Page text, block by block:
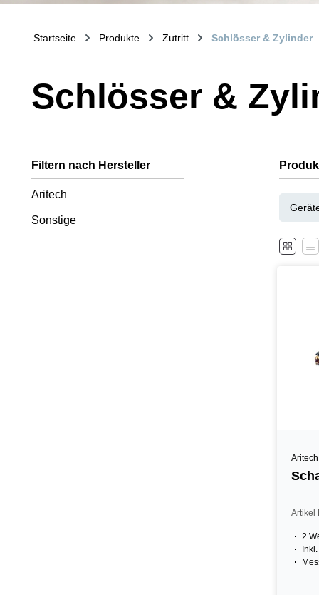
Startseite Produkte Zutritt Schlösser & Zylinder
Schlösser &
Filtern nach Hersteller
Aritech
Sonstige
Aritech
Artikel
2